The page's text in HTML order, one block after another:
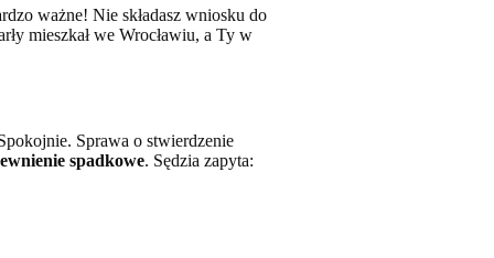
ważne! Nie składasz wniosku do
mieszkał we Wrocławiu, a Ty w
Sprawa o stwierdzenie
spadkowe. Sędzia zapyta: